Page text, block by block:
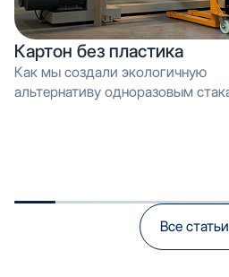
Картон без пластика
Как мы создали экологичную
альтернативу одноразовым стаканам,
Все статьи